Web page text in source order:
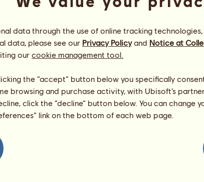
Croesus Junior
08:00
Zdraví
100
Morálka
100
Dovednosti Celkem:
0.00
data through the use of online tracking
data, please see our Privacy Policyand Notice at
our cookie management tool.
the “accept” button below you specifically
browsing and purchase activity, with Ubisoft’s
click the “decline” button below. You can change
link on the bottom of each web page.